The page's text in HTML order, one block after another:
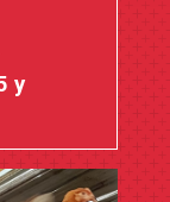
y